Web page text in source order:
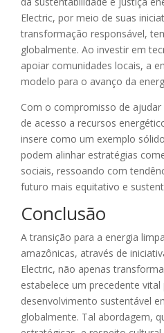
Electric, por meio de suas
transformação responsável,
globalmente. Ao investir em
apoiar comunidades locais, a
modelo para o avanço da
Com o compromisso de ajudar
de acesso a recursos
insere como um exemplo
podem alinhar estratégias
sociais, ressoando com
futuro mais equitativo e
Conclusão
A transição para a energia
amazônicas, através de
Electric, não apenas
estabelece um precedente
desenvolvimento sustentável
globalmente. Tal abordagem,